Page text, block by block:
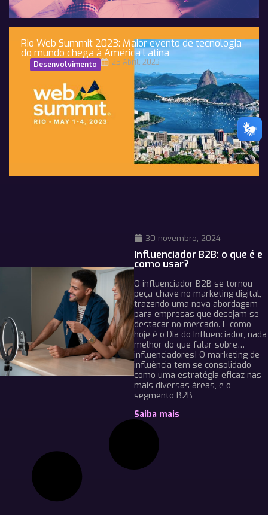
Rio Web Summit 2023: Maior evento de tecnologia
do mundo chega à América Latina
Desenvolvimento 25 Abril, 2023
30 novembro, 2024
Influenciador B2B: o que é e
como usar?
O influenciador B2B se tornou
peça-chave no marketing digital,
trazendo uma nova abordagem
para empresas que desejam se
destacar no mercado. E como
hoje é o Dia do Influenciador, nada
melhor do que falar sobre…
influenciadores! O marketing de
influência tem se consolidado
como uma estratégia eficaz nas
mais diversas áreas, e o
segmento B2B
Saiba mais